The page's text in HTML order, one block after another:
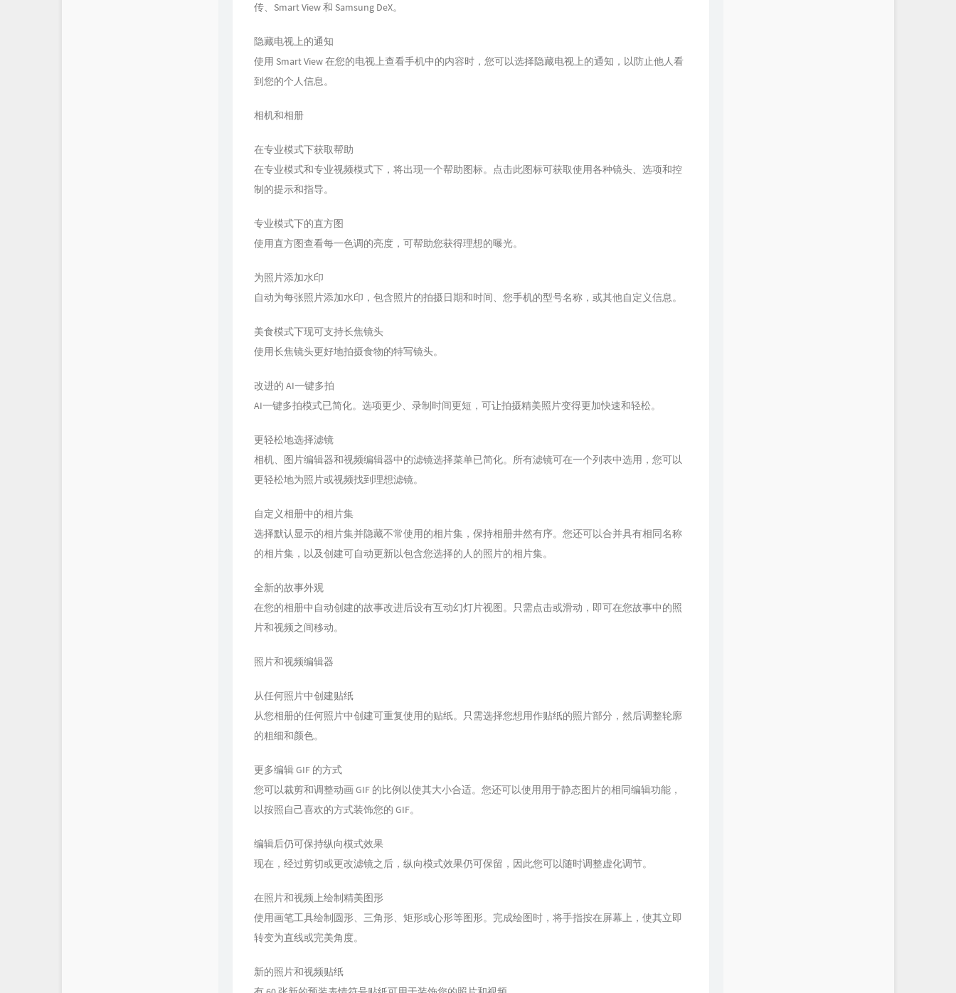
传、Smart View 和 Samsung DeX。
隐藏电视上的通知
使用 Smart View 在您的电视上查看手机中的内容时，您可以选择隐藏电视上的通知，以防止他人看
到您的个人信息。
相机和相册
在专业模式下获取帮助
在专业模式和专业视频模式下，将出现一个帮助图标。点击此图标可获取使用各种镜头、选项和控
制的提示和指导。
专业模式下的直方图
使用直方图查看每一色调的亮度，可帮助您获得理想的曝光。
为照片添加水印
自动为每张照片添加水印，包含照片的拍摄日期和时间、您手机的型号名称，或其他自定义信息。
美食模式下现可支持长焦镜头
使用长焦镜头更好地拍摄食物的特写镜头。
改进的 AI一键多拍
AI一键多拍模式已简化。选项更少、录制时间更短，可让拍摄精美照片变得更加快速和轻松。
更轻松地选择滤镜
相机、图片编辑器和视频编辑器中的滤镜选择菜单已简化。所有滤镜可在一个列表中选用，您可以
更轻松地为照片或视频找到理想滤镜。
自定义相册中的相片集
选择默认显示的相片集并隐藏不常使用的相片集，保持相册井然有序。您还可以合并具有相同名称
的相片集，以及创建可自动更新以包含您选择的人的照片的相片集。
全新的故事外观
在您的相册中自动创建的故事改进后设有互动幻灯片视图。只需点击或滑动，即可在您故事中的照
片和视频之间移动。
照片和视频编辑器
从任何照片中创建贴纸
从您相册的任何照片中创建可重复使用的贴纸。只需选择您想用作贴纸的照片部分，然后调整轮廓
的粗细和颜色。
更多编辑 GIF 的方式
您可以裁剪和调整动画 GIF 的比例以使其大小合适。您还可以使用用于静态图片的相同编辑功能，
以按照自己喜欢的方式装饰您的 GIF。
编辑后仍可保持纵向模式效果
现在，经过剪切或更改滤镜之后，纵向模式效果仍可保留，因此您可以随时调整虚化调节。
在照片和视频上绘制精美图形
使用画笔工具绘制圆形、三角形、矩形或心形等图形。完成绘图时，将手指按在屏幕上，使其立即
转变为直线或完美角度。
新的照片和视频贴纸